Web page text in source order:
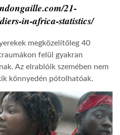
21-
in-africa-statistics/
megközelítőleg 40
felül gyakran
Az elrablóik szemében nem
könnyedén pótolhatóak.